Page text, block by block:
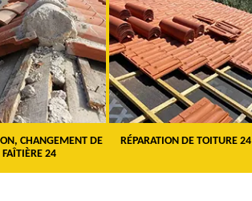
CHANGEMENT DE
FAÎTIÈRE 24
RÉPARATION DE TOITURE 24